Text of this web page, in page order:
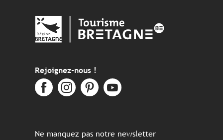
Rejoignez-nous !
Ne manquez pas notre newsletter